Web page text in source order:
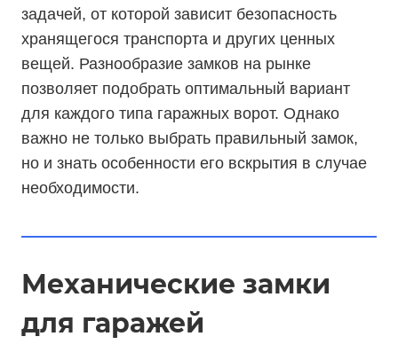
задачей, от которой зависит безопасность
хранящегося транспорта и других ценных
вещей. Разнообразие замков на рынке
позволяет подобрать оптимальный вариант
для каждого типа гаражных ворот. Однако
важно не только выбрать правильный замок,
но и знать особенности его вскрытия в случае
необходимости.
Механические замки
для гаражей